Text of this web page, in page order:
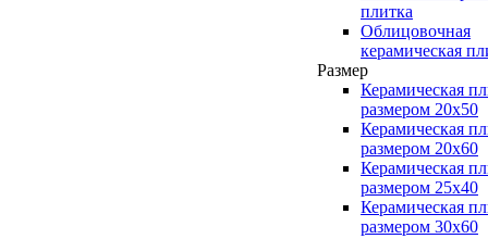
плитка
Облицовочная
керамическая
Размер
Керамическая
размером 20x50
Керамическая
размером 20x60
Керамическая
размером 25x40
Керамическая
размером 30x60